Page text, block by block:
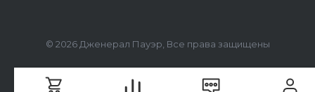
© 2026 Дженерал Пауэр, Все права защищены